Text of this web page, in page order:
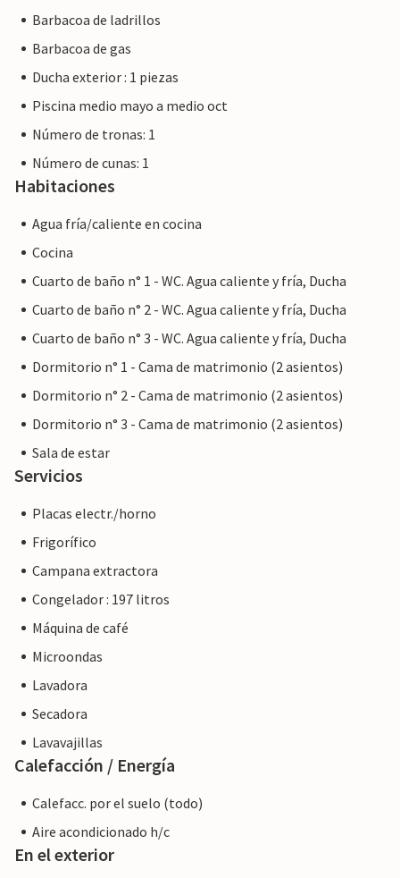
Barbacoa de ladrillos
Barbacoa de gas
Ducha exterior : 1 piezas
Piscina medio mayo a medio oct
Número de tronas: 1
Número de cunas: 1
Habitaciones
Agua fría/caliente en cocina
Cocina
Cuarto de baño n° 1 - WC. Agua caliente y fría, Ducha
Cuarto de baño n° 2 - WC. Agua caliente y fría, Ducha
Cuarto de baño n° 3 - WC. Agua caliente y fría, Ducha
Dormitorio n° 1 - Cama de matrimonio (2 asientos)
Dormitorio n° 2 - Cama de matrimonio (2 asientos)
Dormitorio n° 3 - Cama de matrimonio (2 asientos)
Sala de estar
Servicios
Placas electr./horno
Frigorífico
Campana extractora
Congelador : 197 litros
Máquina de café
Microondas
Lavadora
Secadora
Lavavajillas
Calefacción / Energía
Calefacc. por el suelo (todo)
Aire acondicionado h/c
En el exterior